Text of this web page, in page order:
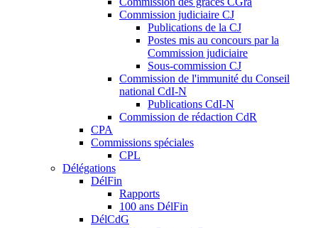
Commission judiciaire CJ
Publications de la CJ
Postes mis au concours par la
Commission judiciaire
Sous-commission CJ
Commission de l'immunité du Conseil
national CdI-N
Publications CdI-N
Commission de rédaction CdR
CPA
Commissions spéciales
CPL
Délégations
DélFin
Rapports
100 ans DélFin
DélCdG